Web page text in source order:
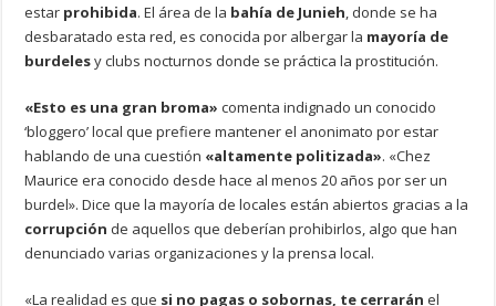
estar prohibida. El área de la bahía de Junieh, donde se ha
desbaratado esta red, es conocida por albergar la mayoría de
burdelesy clubs nocturnos donde se práctica la prostitución.
«Esto es una gran broma» comenta indignado un conocido
‘bloggero’ local que prefiere mantener el anonimato por estar
hablando de una cuestión «altamente politizada». «Chez
Maurice era conocido desde hace al menos 20 años por ser un
burdel». Dice que la mayoría de locales están abiertos gracias a la
corrupción de aquellos que deberían prohibirlos, algo que han
denunciado varias organizaciones y la prensa local.
«La realidad es que si no pagas o sobornas, te cerrarán el